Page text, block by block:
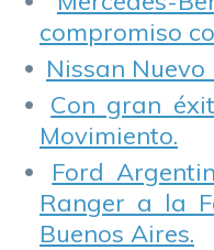
compromiso
Nissan
Con gran
Movimiento.
Ford
Ranger a la
Buenos Aires.